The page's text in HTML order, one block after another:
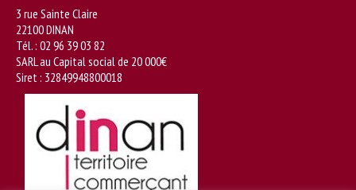
3 rue Sainte Claire
22100 DINAN
Tél. : 02 96 39 03 82
SARL au Capital social de 20 000€
Siret : 32849948800018